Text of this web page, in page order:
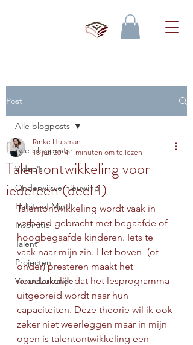
Post
Alle blogposts
Video's
Onderwijsvernieuwing
Habits of Mind
Inspiratie
Talent
Projecten
Veranderkunde
Alle blogposts
Talentontwikkeling voor
iedereen (deel 1)
Rinke Huisman
18 jun 2014 1 minuten om te lezen
Talentontwikkeling wordt vaak in
verband gebracht met begaafde of
hoogbegaafde kinderen. Iets te
vaak naar mijn zin. Het boven- (of
onder) presteren maakt het
noodzakelijk dat het lesprogramma
uitgebreid wordt naar hun
capaciteiten. Deze theorie wil ik ook
zeker niet weerleggen maar in mijn
ogen is talentontwikkeling een